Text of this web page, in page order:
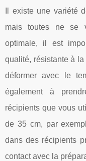
Il existe une variété
mais toutes ne se
optimale, il est
qualité, résistante à
déformer avec le
également à
récipients que vous
de 35 cm, par
dans des récipients
contact avec la